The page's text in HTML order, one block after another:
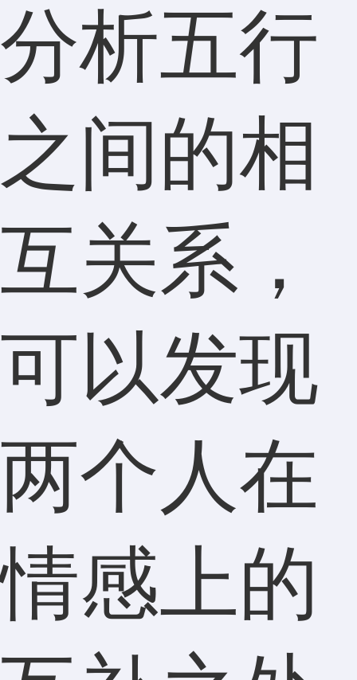
分析五行
之间的相
互关系，
可以发现
两个人在
情感上的